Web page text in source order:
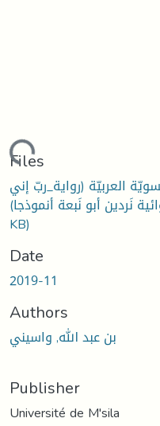
Loading...
Files
العربيّة (رواية_ربّ إني
KB)
Date
2019-11
Authors
بن عبد الله, واسيني
Publisher
Université de M'sila